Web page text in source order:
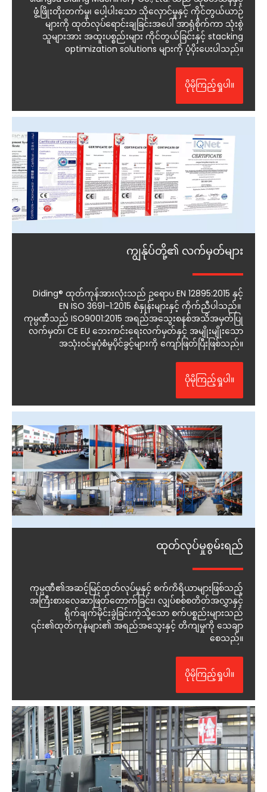
ဖွံ့ဖြိုးတိုးတက်မှု၊ ပေါ့ပါးသော သိုလှောင်မှုနှင့် ကိုင်တွယ်ယာဉ်
များကို ထုတ်လုပ်ရောင်းချခြင်းအပေါ် အာရုံစိုက်ကာ သုံးစွဲ
သူများအား အထူးပစ္စည်းများ ကိုင်တွယ်ခြင်းနှင့် stacking
optimization solutions များကို ပံ့ပိုးပေးပါသည်။
ပိုမိုကြည့်ရှုပါ။
ကျွန်ုပ်တို့၏ လက်မှတ်များ
Diding® ထုတ်ကုန်အားလုံးသည် ဥရောပ EN 12895:2015 နှင့်
EN ISO 3691-1:2015 စံနှုန်းများနှင့် ကိုက်ညီပါသည်။
ကုမ္ပဏီသည် ISO9001:2015 အရည်အသွေးစနစ်အသိအမှတ်ပြု
လက်မှတ်၊ CE EU ဘေးကင်းရေးလက်မှတ်နှင့် အမျိုးမျိုးသော
အသုံးဝင်မှုပုံစံမူပိုင်ခွင့်များကို ကျော်ဖြတ်ပြီးဖြစ်သည်။
ပိုမိုကြည့်ရှုပါ။
ထုတ်လုပ်မှုစွမ်းရည်
ကုမ္ပဏီ၏အဆင့်မြင့်ထုတ်လုပ်မှုနှင့် စက်ကိရိယာများဖြစ်သည့်
အကြီးစားလေဆာဖြတ်တောက်ခြင်း၊ လျှပ်စစ်စတိတ်အလွှာနှင့်
ရိုက်ချက်မိုင်းခွဲခြင်းကဲ့သို့သော စက်ပစ္စည်းများသည်
၎င်း၏ထုတ်ကုန်များ၏ အရည်အသွေးနှင့် တိကျမှုကို သေချာ
စေသည်။
ပိုမိုကြည့်ရှုပါ။